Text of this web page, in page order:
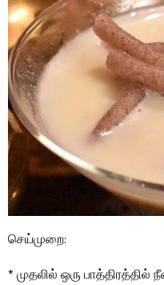
செய்முறை:
* முதலில் ஒரு